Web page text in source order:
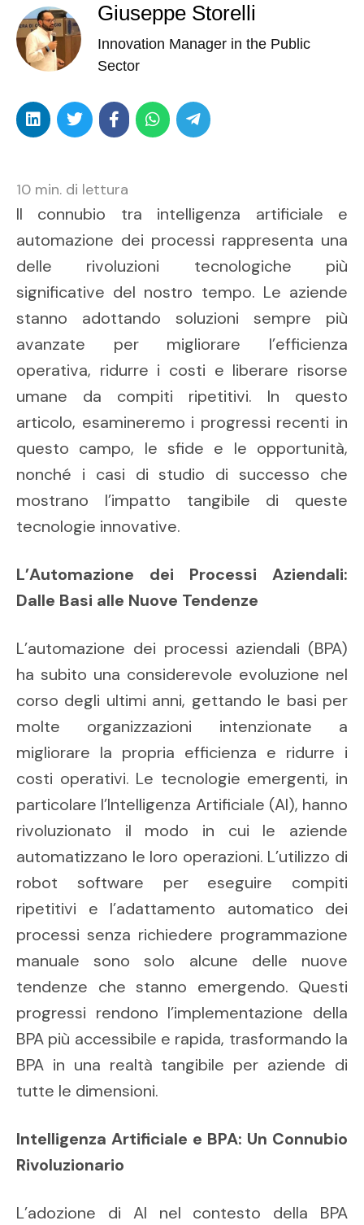
Giuseppe Storelli
Innovation Manager in the Public
Sector
10 min. di lettura
Il connubio tra intelligenza artificiale e
automazione dei processi rappresenta una
delle rivoluzioni tecnologiche più
significative del nostro tempo. Le aziende
stanno adottando soluzioni sempre più
avanzate per migliorare l’efficienza
operativa, ridurre i costi e liberare risorse
umane da compiti ripetitivi. In questo
articolo, esamineremo i progressi recenti in
questo campo, le sfide e le opportunità,
nonché i casi di studio di successo che
mostrano l’impatto tangibile di queste
tecnologie innovative.
L’Automazione dei Processi Aziendali:
Dalle Basi alle Nuove Tendenze
L’automazione dei processi aziendali (BPA)
ha subito una considerevole evoluzione nel
corso degli ultimi anni, gettando le basi per
molte organizzazioni intenzionate a
migliorare la propria efficienza e ridurre i
costi operativi. Le tecnologie emergenti, in
particolare l’Intelligenza Artificiale (AI), hanno
rivoluzionato il modo in cui le aziende
automatizzano le loro operazioni. L’utilizzo di
robot software per eseguire compiti
ripetitivi e l’adattamento automatico dei
processi senza richiedere programmazione
manuale sono solo alcune delle nuove
tendenze che stanno emergendo. Questi
progressi rendono l’implementazione della
BPA più accessibile e rapida, trasformando la
BPA in una realtà tangibile per aziende di
tutte le dimensioni.
Intelligenza Artificiale e BPA: Un Connubio
Rivoluzionario
L’adozione di AI nel contesto della BPA